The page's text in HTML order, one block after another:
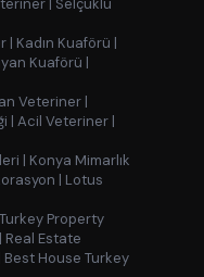
| Selçuklu
| Kadın Kuaförü |
Kuaförü |
Veteriner |
| Acil Veteriner |
| Konya Mimarlık
| Lotus
Turkey Property
| Real Estate
Best House Turkey